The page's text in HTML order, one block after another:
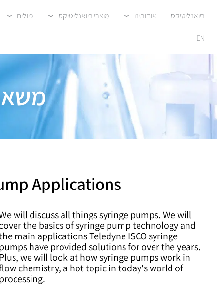
ביואנליטיקס אודותינו מוצרי ביואנליטיקס כיולים
EN
Applications​
will discuss all things syringe pumps. We will
the basics of syringe pump technology and
main applications Teledyne ISCO syringe
have provided solutions for over the years.
we will look at how syringe pumps work in
chemistry, a hot topic in today's world of